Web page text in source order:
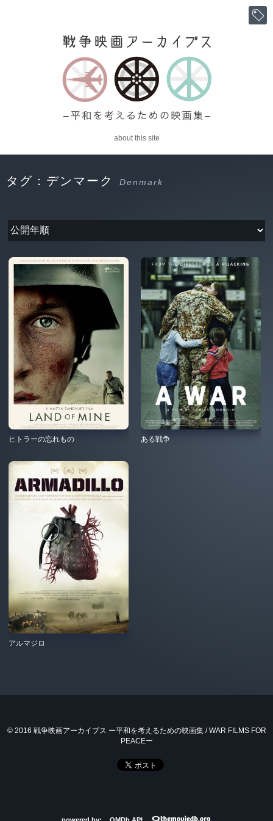
about this site
タグ：デンマーク Denmark
ヒトラーの忘れもの ある戦争
アルマジロ
© 2016 戦争映画アーカイブス ー平和を考えるための映画集 / WAR FILMS FOR
PEACEー